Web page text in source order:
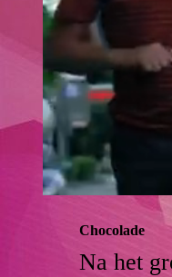
Chocolade
Na het